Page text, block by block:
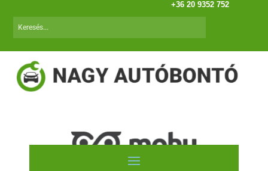
+36 20 9352 752